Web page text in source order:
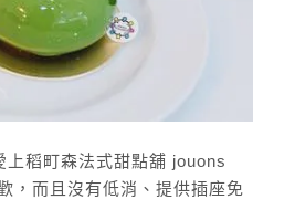
上稻町森法式甜點舖 jouons
，而且沒有低消、提供插座免